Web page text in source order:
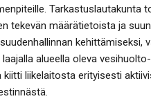
Tarkastuslautakunta
tekevän määrätietoista ja
kehittämiseksi,
alueella oleva
kiitti liikelaitosta erityisesti